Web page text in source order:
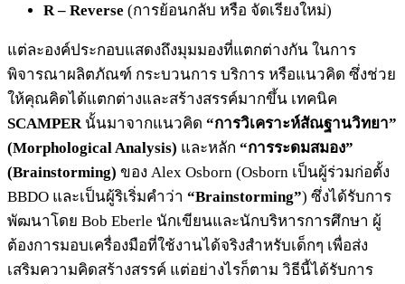
R – Reverse (การย้อนกลับ หรือ จัดเรียงใหม่)
แต่ละองค์ประกอบแสดงถึงมุมมองที่แตกต่างกัน ในการ
พิจารณาผลิตภัณฑ์ กระบวนการ บริการ หรือแนวคิด ซึ่งช่วย
ให้คุณคิดได้แตกต่างและสร้างสรรค์มากขึ้น เทคนิค
SCAMPERนั้นมาจากแนวคิด “การวิเคราะห์สัณฐานวิทยา”
(Morphological Analysis) และหลัก “การระดมสมอง”
(Brainstorming) ของ Alex Osborn (Osborn เป็นผู้ร่วมก่อตั้ง
BBDO และเป็นผู้ริเริ่มคำว่า “Brainstorming”) ซึ่งได้รับการ
พัฒนาโดย Bob Eberle นักเขียนและนักบริหารการศึกษา ผู้
ต้องการมอบเครื่องมือที่ใช้งานได้จริงสำหรับเด็กๆ เพื่อส่ง
เสริมความคิดสร้างสรรค์ แต่อย่างไรก็ตาม วิธีนี้ได้รับการ